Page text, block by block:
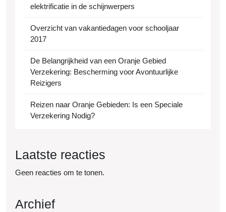
elektrificatie in de schijnwerpers
Overzicht van vakantiedagen voor schooljaar
2017
De Belangrijkheid van een Oranje Gebied
Verzekering: Bescherming voor Avontuurlijke
Reizigers
Reizen naar Oranje Gebieden: Is een Speciale
Verzekering Nodig?
Laatste reacties
Geen reacties om te tonen.
Archief